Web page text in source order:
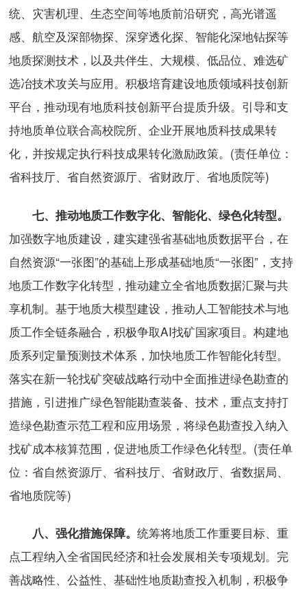
统、灾害机理、生态空间等地质前沿研究，高光谱遥
感、航空及深部物探、深穿透化探、智能化深地钻探等
地质探测技术，以及共伴生、大规模、低品位、难选矿
选冶技术攻关与应用。积极培育建设地质领域科技创新
平台，推动现有地质科技创新平台提质升级。引导和支
持地质单位联合高校院所、企业开展地质科技成果转
化，并按规定执行科技成果转化激励政策。(责任单位：
省科技厅、省自然资源厅、省财政厅、省地质院等)
七、推动地质工作数字化、智能化、绿色化转型。
加强数字地质建设，建实建强省基础地质数据平台，在
自然资源“一张图”的基础上形成基础地质“一张图”，支持
地质工作数字化转型，推动建立全省地质数据汇聚与共
享机制。基于地质大模型建设，推动人工智能技术与地
质工作全链条融合，积极争取AI找矿国家项目。构建地
质系列定量预测技术体系，加快地质工作智能化转型。
落实在新一轮找矿突破战略行动中全面推进绿色勘查的
措施，引进推广绿色智能勘查装备、技术，重点支持打
造绿色勘查示范工程和应用场景，将绿色勘查投入纳入
找矿成本核算范围，促进地质工作绿色化转型。(责任单
位：省自然资源厅、省科技厅、省财政厅、省数据局、
省地质院等)
八、强化措施保障。 统筹将地质工作重要目标、重
点工程纳入全省国民经济和社会发展相关专项规划。完
善战略性、公益性、基础性地质勘查投入机制，积极争